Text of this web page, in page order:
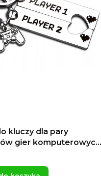
kluczy dla pary
gier komputerowych
gry konsola PS5
PC Switch